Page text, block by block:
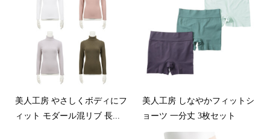
美人工房 やさしくボディにフ
ィット モダール混リブ 長...
美人工房 しなやかフィットシ
ョーツ 一分丈 3枚セット